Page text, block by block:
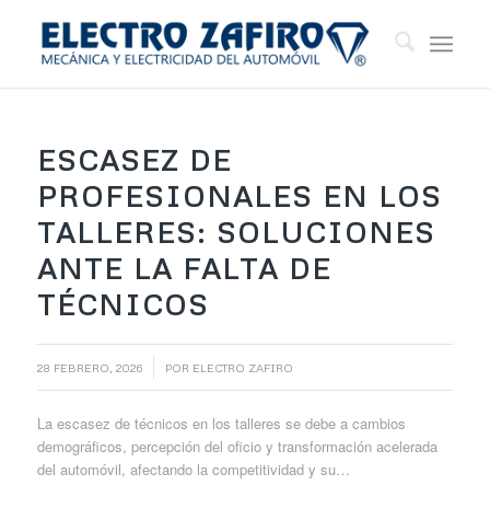
ESCASEZ DE
PROFESIONALES EN LOS
TALLERES: SOLUCIONES
ANTE LA FALTA DE
TÉCNICOS
28 FEBRERO, 2026 POR ELECTRO ZAFIRO
La escasez de técnicos en los talleres se debe a cambios
demográficos, percepción del oficio y transformación acelerada
del automóvil, afectando la competitividad y su…